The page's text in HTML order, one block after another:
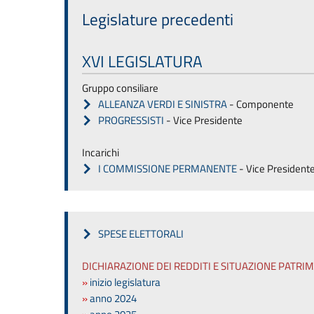
Legislature precedenti
XVI LEGISLATURA
Gruppo consiliare
ALLEANZA VERDI E SINISTRA- Componente
PROGRESSISTI - Vice Presidente
Incarichi
I COMMISSIONE PERMANENTE- Vice Presidente
SPESE ELETTORALI
DICHIARAZIONE DEI REDDITI E SITUAZIONE
»inizio legislatura
»anno 2024